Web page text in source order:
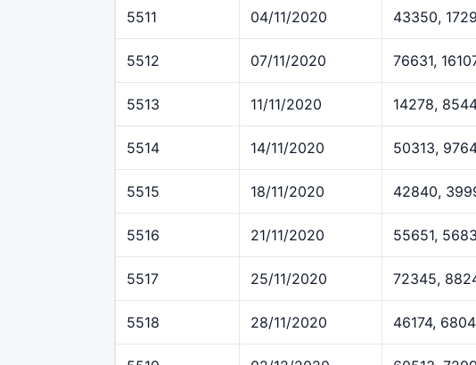
5511 04/11/2020 43350,
5512 07/11/2020 76631,
5513 11/11/2020 14278,
5514 14/11/2020 50313,
5515 18/11/2020 42840,
5516 21/11/2020 55651,
5517 25/11/2020 72345,
5518 28/11/2020 46174,